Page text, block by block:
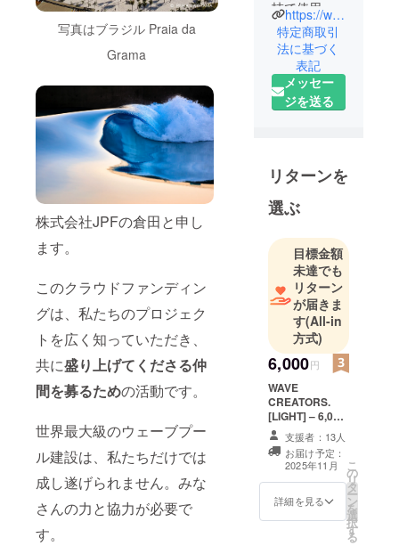
写真はブラジル Praia da
Grama
株式会社JPFの倉田と申し
ます。
このクラウドファンディン
グは、私たちのプロジェク
トを広く知っていただき、
共に盛り上げてくださる仲
間を募るための活動です。
世界最大級のウェーブプー
ル建設は、私たちだけでは
成し遂げられません。みな
さんの力と協力が必要で
す。
技で使用す
る判定写真
の撮影およ
びカメラの
開発が企業
のスター
場のトータ
ルマネジメ
ント・運営
した。地域
に根差した
競技場づく
りを目指
し、地域振
興に寄与し
ています。
また、競輪
と自転車競
技には強い
親和性があ
ることか
ら、サイク
ルスポーツ
を主軸にス
https://www.jpf.co.jp/
特定商取引
法に基づく
表記
メッセー
ジを送る
リターンを
選ぶ
目標金額
未達でも
リターン
が届きま
す(All-in
方式)
6,000円
WAVE
CREATORS.
[LIGHT] – 6,000
円 - 最初の一歩
を刻む - 【内容
詳細】 ①デジタ
ル証明書（シリ
アルナンバー入
り／英語表記付
き） ・支援者番
支援者：13人
お届け予定：
2025年11月
詳細を見る
こ
の
リ
タ
ー
ン
を
選
択
す
る